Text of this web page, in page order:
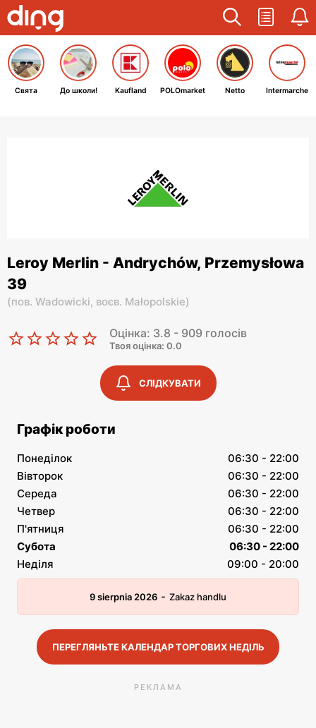
Свята До школи! Kaufland POLOmarket Netto Intermarche
Leroy Merlin - Andrychów, Przemysłowa
39
(пов. Wadowicki, воєв. Małopolskie)
Оцінка: 3.8 - 909 голосів
Твоя оцінка: 0.0
СЛІДКУВАТИ
Графік роботи
Понеділок
06:30 - 22:00
Вівторок
06:30 - 22:00
Середа
06:30 - 22:00
Четвер
06:30 - 22:00
П'ятниця
06:30 - 22:00
Субота
06:30 - 22:00
Неділя
09:00 - 20:00
9 sierpnia 2026 - Zakaz handlu
ПЕРЕГЛЯНЬТЕ КАЛЕНДАР ТОРГОВИХ НЕДІЛЬ
РЕКЛАМА